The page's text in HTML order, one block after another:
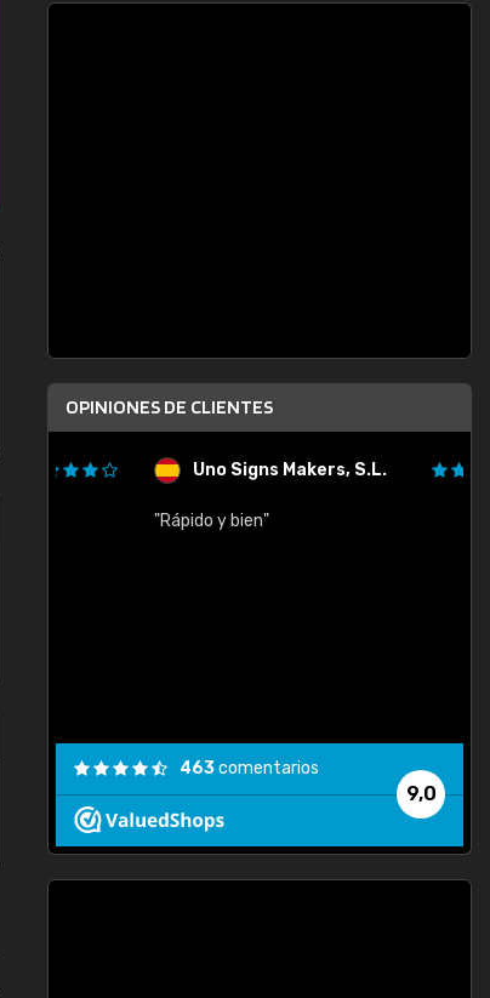
OPINIONES DE CLIENTES
Uno Signs Makers, S.L.
"Rápido y bien"
9,0
463comentarios